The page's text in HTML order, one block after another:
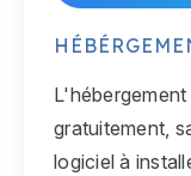
gratuitement,
logiciel à